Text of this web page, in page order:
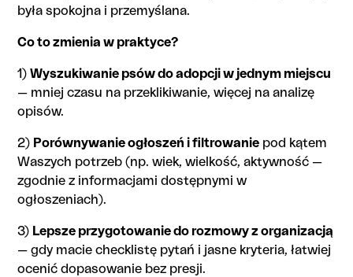
była spokojna i przemyślana.
Co to zmienia w praktyce?
1)Wyszukiwanie psów do adopcji w jednym miejscu
— mniej czasu na przeklikiwanie, więcej na analizę
opisów.
2) Porównywanie ogłoszeń i filtrowanie pod kątem
Waszych potrzeb (np. wiek, wielkość, aktywność —
zgodnie z informacjami dostępnymi w
ogłoszeniach).
3) Lepsze przygotowanie do rozmowy z organizacją
— gdy macie checklistę pytań i jasne kryteria, łatwiej
ocenić dopasowanie bez presji.